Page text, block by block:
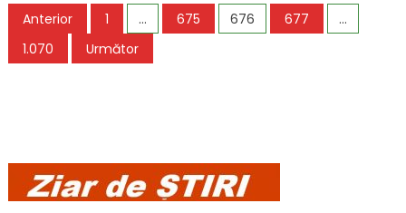
Paginație
articole
Anterior 1 … 675 676 677
…
1.070
Următor